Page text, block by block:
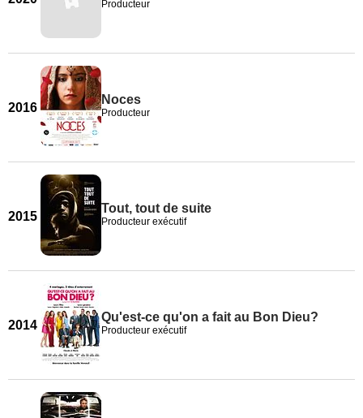
Producteur
2016
Noces
Producteur
2015
Tout, tout de suite
Producteur exécutif
2014
Qu'est-ce qu'on a fait au Bon Dieu?
Producteur exécutif